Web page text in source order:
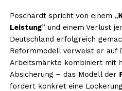
Poschardt spricht von einem „
Leistung” und einem Verlust
Deutschland erfolgreich
Reformmodell verweist er auf
Arbeitsmärkte kombiniert mit
Absicherung – das Modell der
fordert konkret eine